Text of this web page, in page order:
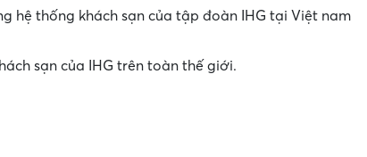
hệ thống khách sạn của tập đoàn IHG tại Việt nam
sạn của IHG trên toàn thế giới.